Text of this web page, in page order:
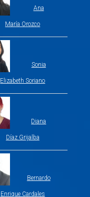
Ana
María Orozco
Sonia
Elizabeth Soriano
Diana
Díaz Grijalba
Bernardo
Enrique Cardales